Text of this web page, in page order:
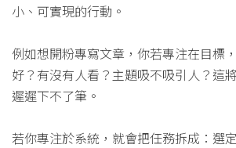
小、可實現的行動。
例如想開粉專寫文章，你若專注在目標
好？有沒有人看？主題吸不吸引人？這
遲遲下不了筆。
若你專注於系統，就會把任務拆成：選